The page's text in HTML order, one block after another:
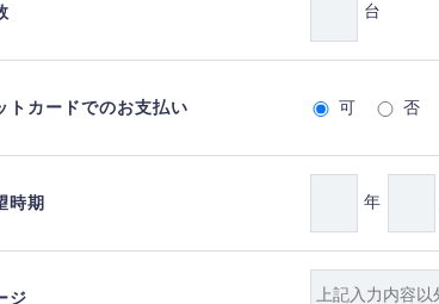
台
トカードでのお支払い 可 否
時期 年
ジ